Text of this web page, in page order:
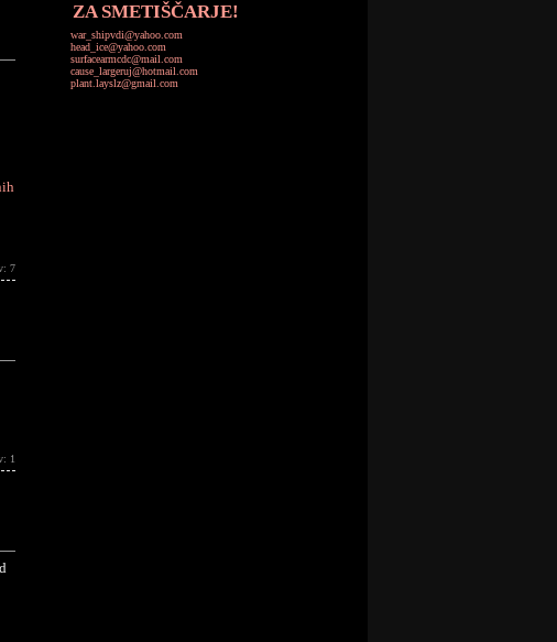
ZA SMETIŠČARJE!
war_shipvdi@yahoo.com
head_ice@yahoo.com
surfacearmcdc@mail.com
cause_largeruj@hotmail.com
plant.layslz@gmail.com
7
1